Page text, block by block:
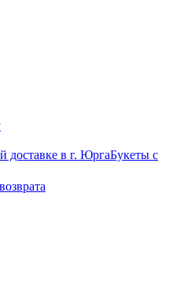
доставке в г. ЮргаБукеты с